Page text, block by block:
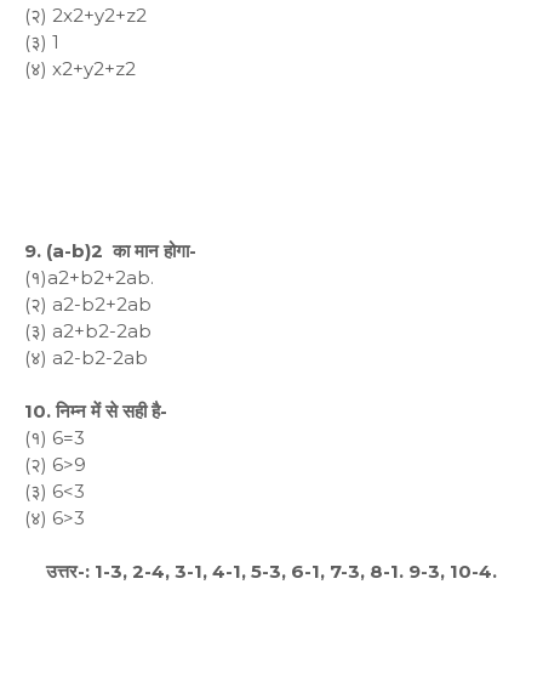
(२) 2x2+y2+z2
(३) 1
(४) x2+y2+z2
9. (a-b)2 का मान होगा-
(१)a2+b2+2ab.
(२) a2-b2+2ab
(३) a2+b2-2ab
(४) a2-b2-2ab
10. निम्न में से सही है-
(१) 6=3
(२) 6>9
(३) 6<3
(४) 6>3
उत्तर-: 1-3, 2-4, 3-1, 4-1, 5-3, 6-1, 7-3, 8-1. 9-3, 10-4.